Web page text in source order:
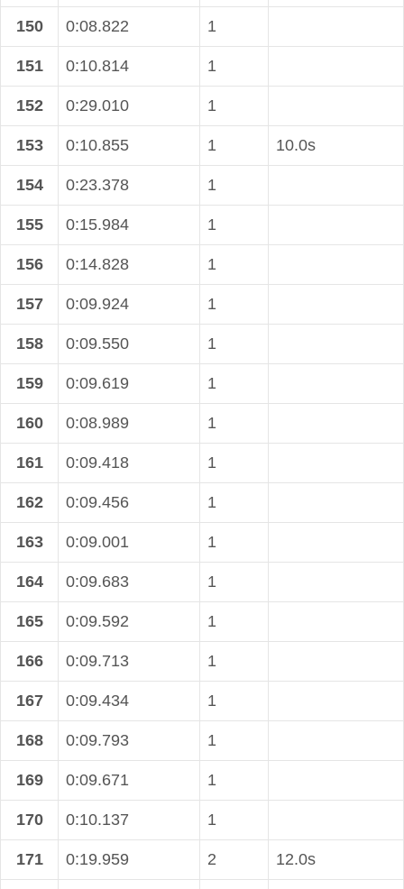
150 0:08.822 1
151 0:10.814 1
152 0:29.010 1
153 0:10.855 1 10.0s
154 0:23.378 1
155 0:15.984 1
156 0:14.828 1
157 0:09.924 1
158 0:09.550 1
159 0:09.619 1
160 0:08.989 1
161 0:09.418 1
162 0:09.456 1
163 0:09.001 1
164 0:09.683 1
165 0:09.592 1
166 0:09.713 1
167 0:09.434 1
168 0:09.793 1
169 0:09.671 1
170 0:10.137 1
171 0:19.959 2 12.0s